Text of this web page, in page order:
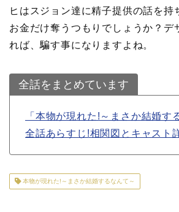
ヒはスジョン達に精子提供の話を持
お金だけ奪うつもりでしょうか？デ
れば、騙す事になりますよね。
全話をまとめています
「本物が現れた!～まさか結婚す
全話あらすじ!相関図とキャスト
本物が現れた!～まさか結婚するなんて～